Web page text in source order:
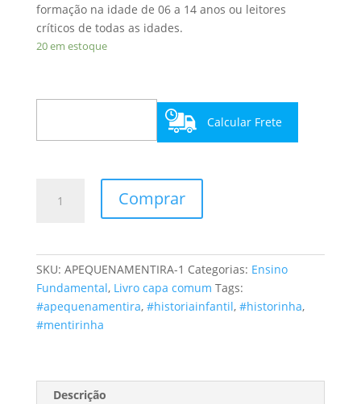
formação na idade de 06 a 14 anos ou leitores
críticos de todas as idades.
20 em estoque
Calcular Frete
Pequena
Comprar
SKU: APEQUENAMENTIRA-1 Categorias: Ensino
Fundamental, Livro capa comum Tags:
#apequenamentira, #historiainfantil, #historinha,
#mentirinha
Descrição